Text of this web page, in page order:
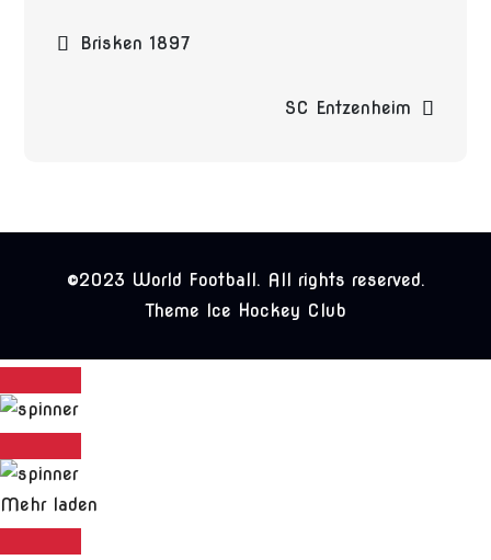
Beitragsnavigation
Brisken 1897
SC Entzenheim
©2023 World Football. All rights reserved.
Theme Ice Hockey Club
Mehr laden